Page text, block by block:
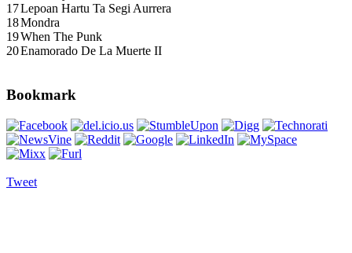
17Lepoan Hartu Ta Segi Aurrera
18Mondra
19When The Punk
20Enamorado De La Muerte II
Bookmark
Tweet